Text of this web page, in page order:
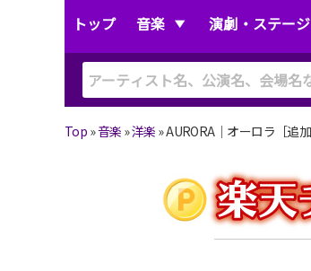
トップ 音楽 演劇・ステー
Top »音楽 »洋楽 »AURORA｜オーロラ［追加